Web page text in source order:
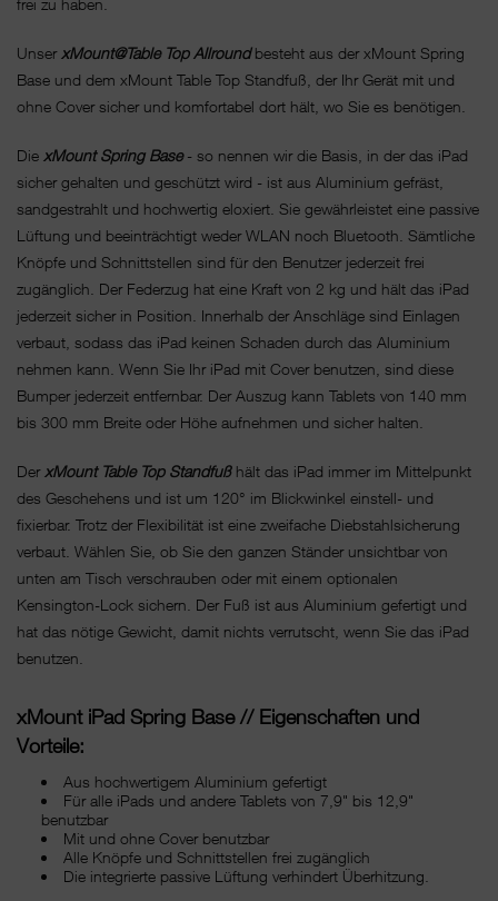
frei zu haben.
Unser xMount@Table Top Allroundbesteht aus der xMount Spring
Base und dem xMount Table Top Standfuß, der Ihr Gerät mit und
ohne Cover sicher und komfortabel dort hält, wo Sie es benötigen.
Die xMount Spring Base- so nennen wir die Basis, in der das iPad
sicher gehalten und geschützt wird - ist aus Aluminium gefräst,
sandgestrahlt und hochwertig eloxiert. Sie gewährleistet eine passive
Lüftung und beeinträchtigt weder WLAN noch Bluetooth. Sämtliche
Knöpfe und Schnittstellen sind für den Benutzer jederzeit frei
zugänglich. Der Federzug hat eine Kraft von 2 kg und hält das iPad
jederzeit sicher in Position. Innerhalb der Anschläge sind Einlagen
verbaut, sodass das iPad keinen Schaden durch das Aluminium
nehmen kann. Wenn Sie Ihr iPad mit Cover benutzen, sind diese
Bumper jederzeit entfernbar. Der Auszug kann Tablets von 140 mm
bis 300 mm Breite oder Höhe aufnehmen und sicher halten.
Der xMount Table Top Standfußhält das iPad immer im Mittelpunkt
des Geschehens und ist um 120° im Blickwinkel einstell- und
fixierbar. Trotz der Flexibilität ist eine zweifache Diebstahlsicherung
verbaut. Wählen Sie, ob Sie den ganzen Ständer unsichtbar von
unten am Tisch verschrauben oder mit einem optionalen
Kensington-Lock sichern. Der Fuß ist aus Aluminium gefertigt und
hat das nötige Gewicht, damit nichts verrutscht, wenn Sie das iPad
benutzen.
xMount iPad Spring Base // Eigenschaften und
Vorteile:
Aus hochwertigem Aluminium gefertigt
Für alle iPads und andere Tablets von 7,9" bis 12,9"
benutzbar
Mit und ohne Cover benutzbar
Alle Knöpfe und Schnittstellen frei zugänglich
Die integrierte passive Lüftung verhindert Überhitzung.